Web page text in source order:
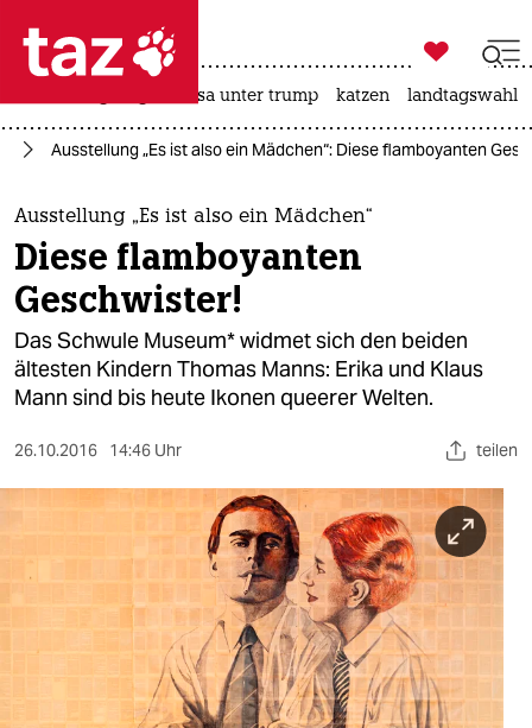
 taz zahl ich
taz zahl ich
themen
politik
öko
gesellschaft
sport
nord
wahrheit
verlag

taz zahl ich
usa unter trump katzen landtagswahl
Ausstellung „Es ist also ein Mädchen“: Diese flamboyanten
Ausstellung „Es ist also ein Mädchen“
Diese flamboyanten
Geschwister!
Das Schwule Museum* widmet sich den beiden
ältesten Kindern Thomas Manns: Erika und Klaus
Mann sind bis heute Ikonen queerer Welten.
26.10.2016 14:46 Uhr teilen